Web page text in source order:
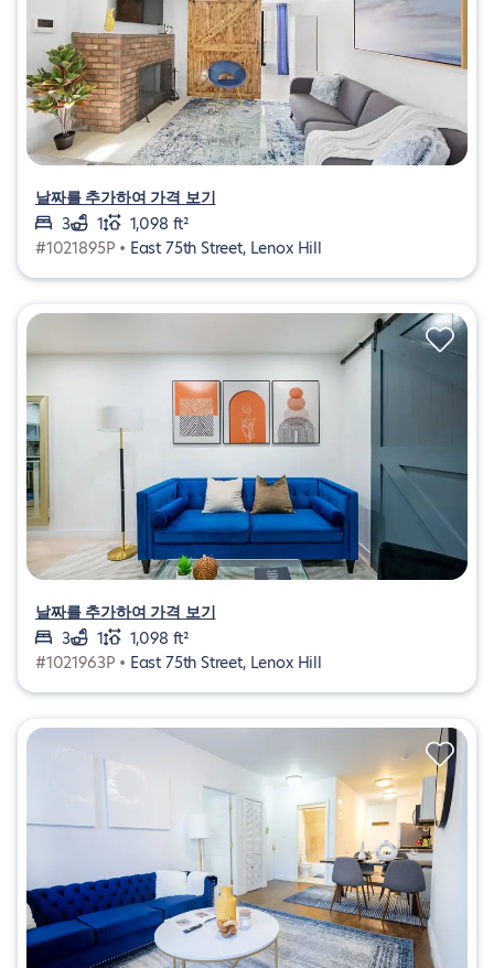
날짜를 추가하여 가격 보기
3
1
1,098 ft²
#1021895P • East 75th Street, Lenox Hill
날짜를 추가하여 가격 보기
3
1
1,098 ft²
#1021963P • East 75th Street, Lenox Hill